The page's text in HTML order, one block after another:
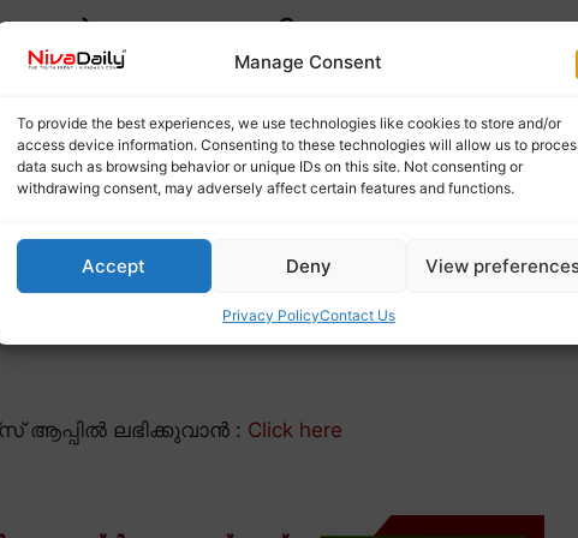
Manage Consent
To provide the best experiences, we use technologies like cookies to store and/or
access device information. Consenting to these technologies will allow us to
data such as browsing behavior or unique IDs on this site. Not consenting or
withdrawing consent, may adversely affect certain features and functions.
Accept Deny View
Privacy PolicyContact Us
മലയാളി
ലഭിക്കുവാൻ : Click here